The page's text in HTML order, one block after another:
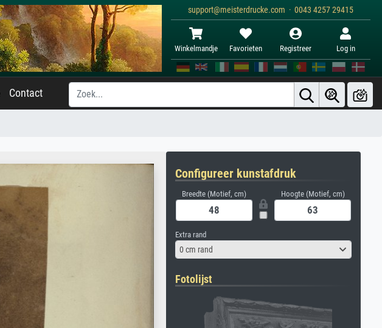
support@meisterdrucke.com · 0043 4257 29415
Winkelmandje Favorieten Registreer Log in
Contact
Configureer kunstafdruk
Breedte (Motief, cm) Hoogte (Motief, cm)
Extra rand
0 cm rand
Fotolijst